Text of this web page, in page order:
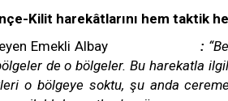
Kilit harekâtlarını hem taktik
Emekli Albay
:
de o bölgeler. Bu harekatla
o bölgeye soktu, şu anda